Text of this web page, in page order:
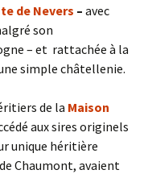
de Nevers – avec
son
– et rattachée à la
simple châtellenie.
de la Maison
aux sires originels
unique héritière
Chaumont, avaient